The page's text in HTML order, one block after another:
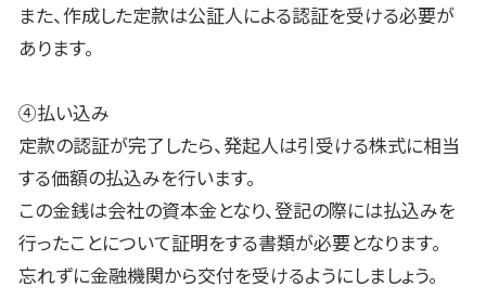
また、作成した定款は公証人による認証を受ける必要が
あります。
④払い込み
定款の認証が完了したら、発起人は引受ける株式に相当
する価額の払込みを行います。
この金銭は会社の資本金となり、登記の際には払込みを
行ったことについて証明をする書類が必要となります。
忘れずに金融機関から交付を受けるようにしましょう。